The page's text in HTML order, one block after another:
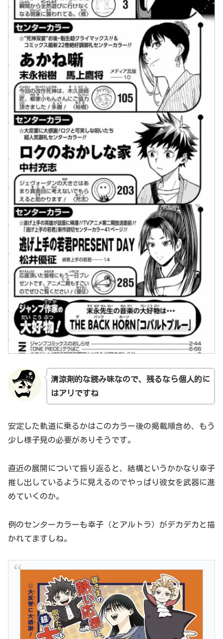
清涼剤的な読み味なので、残るなら個人的に
はアリですね
安定した軌道に乗るかはこのカラー後の掲載順含め、もう
少し様子見の必要がありそうです。
直近の展開について振り返ると、結構というかかなり幸子
推し出しているように見えるのでやっぱり彼女を武器に進
めていくのか。
例のセンターカラーも幸子（とアルトラ）がデカデカと描
かれてますしね。